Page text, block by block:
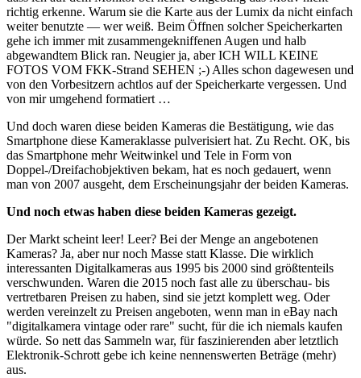
richtig erkenne. Warum sie die Karte aus der Lumix da nicht einfach
weiter benutzte — wer weiß. Beim Öffnen solcher Speicherkarten
gehe ich immer mit zusammengekniffenen Augen und halb
abgewandtem Blick ran. Neugier ja, aber ICH WILL KEINE
FOTOS VOM FKK-Strand SEHEN ;-) Alles schon dagewesen und
von den Vorbesitzern achtlos auf der Speicherkarte vergessen. Und
von mir umgehend formatiert …
Und doch waren diese beiden Kameras die Bestätigung, wie das
Smartphone diese Kameraklasse pulverisiert hat. Zu Recht. OK, bis
das Smartphone mehr Weitwinkel und Tele in Form von
Doppel-/Dreifachobjektiven bekam, hat es noch gedauert, wenn
man von 2007 ausgeht, dem Erscheinungsjahr der beiden Kameras.
Und noch etwas haben diese beiden Kameras gezeigt.
Der Markt scheint leer! Leer? Bei der Menge an angebotenen
Kameras? Ja, aber nur noch Masse statt Klasse. Die wirklich
interessanten Digitalkameras aus 1995 bis 2000 sind größtenteils
verschwunden. Waren die 2015 noch fast alle zu überschau- bis
vertretbaren Preisen zu haben, sind sie jetzt komplett weg. Oder
werden vereinzelt zu Preisen angeboten, wenn man in eBay nach
"digitalkamera vintage oder rare" sucht, für die ich niemals kaufen
würde. So nett das Sammeln war, für faszinierenden aber letztlich
Elektronik-Schrott gebe ich keine nennenswerten Beträge (mehr)
aus.